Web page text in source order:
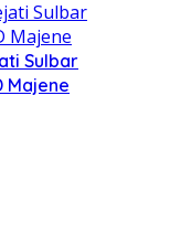
Sulbar
Majene